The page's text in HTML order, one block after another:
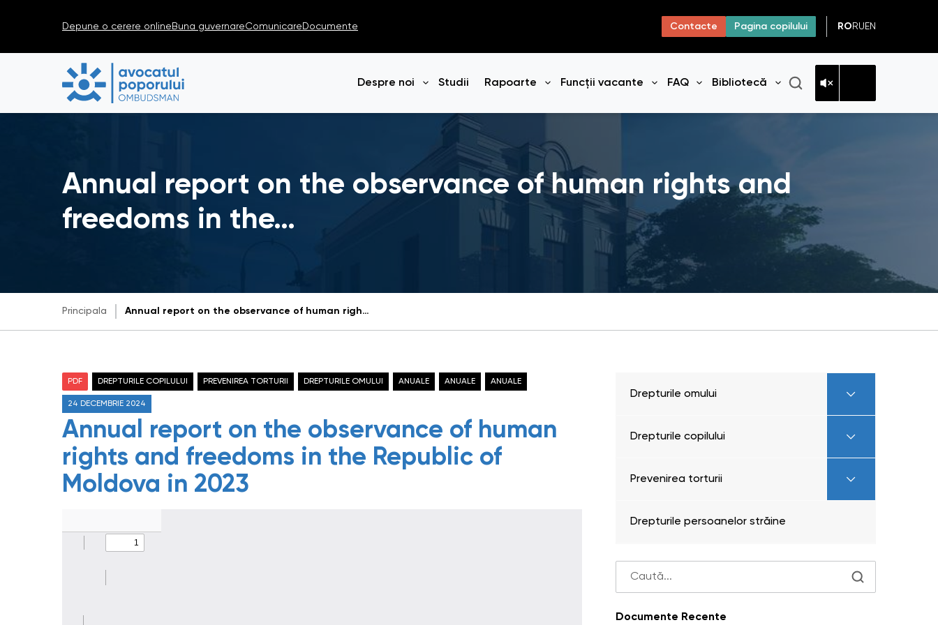
Depune o cerere online Buna guvernareComunicare Documente Contacte Pagina copilului RO RU EN
Despre noi
Deschide meniul
Studii Rapoarte
Deschide meniul
Funcții vacante FAQ
Deschide meniul
Bibliotecă
Deschide meniul
Annual report on the observance of human rights and
freedoms in the…
Principala Annual report on the observance of human rights and freedoms in the Republic of Moldova in 2023
PDF DREPTURILE COPILULUI PREVENIREA TORTURII DREPTURILE OMULUI ANUALE ANUALE ANUALE
24 DECEMBRIE 2024
Annual report on the observance of human
rights and freedoms in the Republic of
Moldova in 2023
Drepturile omului
Drepturile copilului
Prevenirea torturii
Drepturile persoanelor străine
Documente Recente